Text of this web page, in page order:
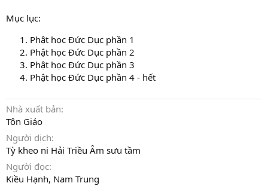
Mục lục:
Phật học Đức Dục phần 1
Phật học Đức Dục phần 2
Phật học Đức Dục phần 3
Phật học Đức Dục phần 4 - hết
Nhà xuất bản
Tôn Giáo
Người dịch
Tỳ kheo ni Hải Triều Âm sưu tầm
Người đọc
Kiều Hạnh, Nam Trung